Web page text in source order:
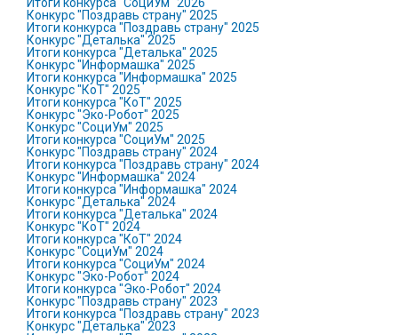
Конкурс "Поздравь страну" 2025
Итоги конкурса "Поздравь страну" 2025
Конкурс "Деталька" 2025
Итоги конкурса "Деталька" 2025
Конкурс "Информашка" 2025
Итоги конкурса "Информашка" 2025
Конкурс "КоТ" 2025
Итоги конкурса "КоТ" 2025
Конкурс "Эко-Робот" 2025
Конкурс "СоциУм" 2025
Итоги конкурса "СоциУм" 2025
Конкурс "Поздравь страну" 2024
Итоги конкурса "Поздравь страну" 2024
Конкурс "Информашка" 2024
Итоги конкурса "Информашка" 2024
Конкурс "Деталька" 2024
Итоги конкурса "Деталька" 2024
Конкурс "КоТ" 2024
Итоги конкурса "КоТ" 2024
Конкурс "СоциУм" 2024
Итоги конкурса "СоциУм" 2024
Конкурс "Эко-Робот" 2024
Итоги конкурса "Эко-Робот" 2024
Конкурс "Поздравь страну" 2023
Итоги конкурса "Поздравь страну" 2023
Конкурс "Деталька" 2023